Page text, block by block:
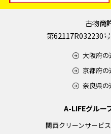
古物商
第62117R032230
大阪府の
京都府
奈良県の
A-LIFEグルー
関西クリーンサービス